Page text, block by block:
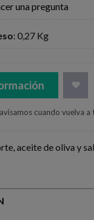
una pregunta
: 0,27 Kg
cuando vuelva a
aceite de oliva y sal